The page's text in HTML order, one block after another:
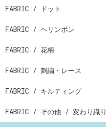
FABRIC / ドット
FABRIC / ヘリンボン
FABRIC / 花柄
FABRIC / 刺繍・レース
FABRIC / キルティング
FABRIC / その他 / 変わり織り